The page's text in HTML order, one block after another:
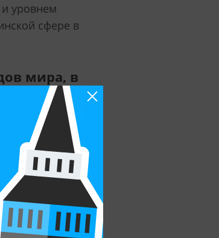
уровнем
сфере в
мира, в
И у
из Oxford Sixth
и